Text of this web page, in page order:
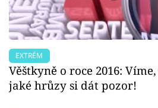
EXTRÉM
Věštkyně o roce 2016:
jaké hrůzy si dát pozor!